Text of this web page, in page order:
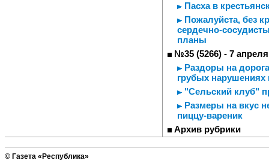
Пасха в
Пожалуйста, без
сердечно-
планы
№35 (5266) - 7 апреля
Раздоры на
грубых нарушениях
"Сельский клуб"
Размеры на вкус
пиццу-вареник
Архив рубрики
© Газета «Республика»